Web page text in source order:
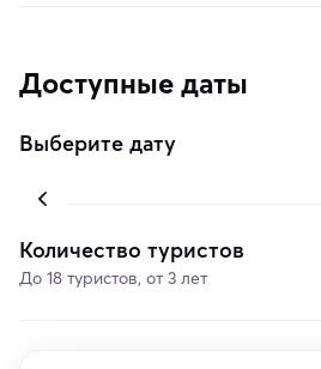
Доступные даты
Выберите дату
Количество туристов
До 18 туристов, от 3 лет